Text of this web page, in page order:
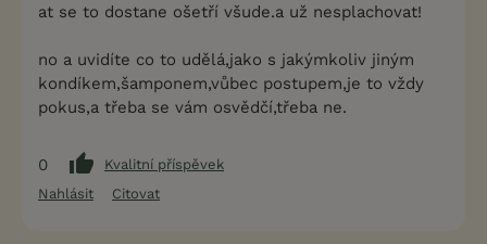
at se to dostane ošetří všude.a už nesplachovat!
no a uvidíte co to udělá,jako s jakýmkoliv jiným
kondíkem,šamponem,vůbec postupem,je to vždy
pokus,a třeba se vám osvědčí,třeba ne.
0
Kvalitní příspěvek
Nahlásit
Citovat